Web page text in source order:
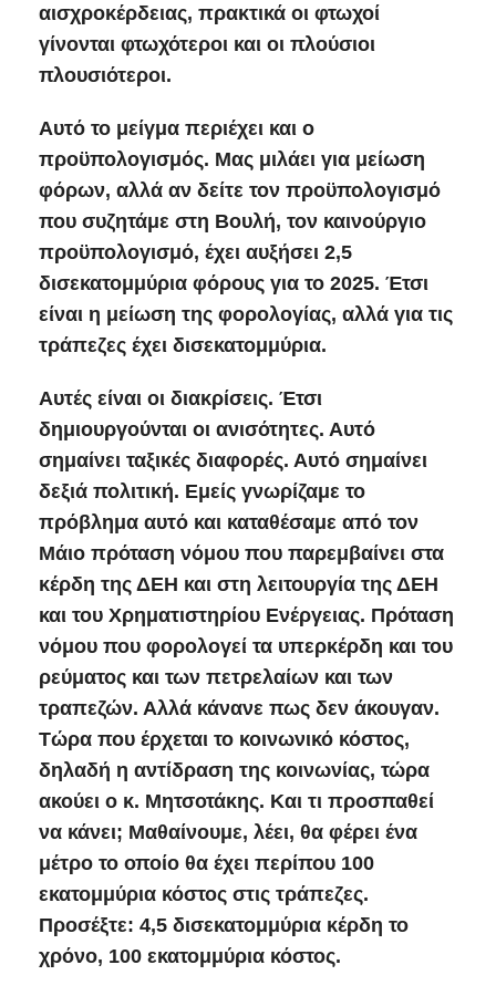
αισχροκέρδειας, πρακτικά οι φτωχοί
γίνονται φτωχότεροι και οι πλούσιοι
πλουσιότεροι.
Αυτό το μείγμα περιέχει και ο
προϋπολογισμός. Μας μιλάει για μείωση
φόρων, αλλά αν δείτε τον προϋπολογισμό
που συζητάμε στη Βουλή, τον καινούργιο
προϋπολογισμό, έχει αυξήσει 2,5
δισεκατομμύρια φόρους για το 2025. Έτσι
είναι η μείωση της φορολογίας, αλλά για τις
τράπεζες έχει δισεκατομμύρια.
Αυτές είναι οι διακρίσεις. Έτσι
δημιουργούνται οι ανισότητες. Αυτό
σημαίνει ταξικές διαφορές. Αυτό σημαίνει
δεξιά πολιτική. Εμείς γνωρίζαμε το
πρόβλημα αυτό και καταθέσαμε από τον
Μάιο πρόταση νόμου που παρεμβαίνει στα
κέρδη της ΔΕΗ και στη λειτουργία της ΔΕΗ
και του Χρηματιστηρίου Ενέργειας. Πρόταση
νόμου που φορολογεί τα υπερκέρδη και του
ρεύματος και των πετρελαίων και των
τραπεζών. Αλλά κάνανε πως δεν άκουγαν.
Τώρα που έρχεται το κοινωνικό κόστος,
δηλαδή η αντίδραση της κοινωνίας, τώρα
ακούει ο κ. Μητσοτάκης. Και τι προσπαθεί
να κάνει; Μαθαίνουμε, λέει, θα φέρει ένα
μέτρο το οποίο θα έχει περίπου 100
εκατομμύρια κόστος στις τράπεζες.
Προσέξτε: 4,5 δισεκατομμύρια κέρδη το
χρόνο, 100 εκατομμύρια κόστος.